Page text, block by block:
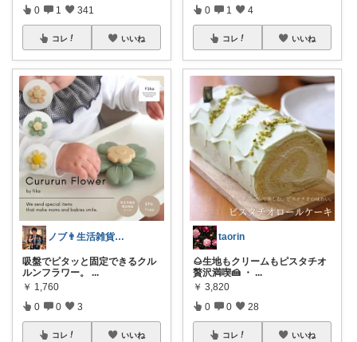
0 1 341
コレ いいね
ノブ👨生活雑貨 季節対応
吸盤でピタッと固定できるクル
ルンフラワー。
...
￥ 1,760
0 0 3
コレ いいね
0 1 4
コレ いいね
taorin
🌰生地もクリームもピスタチオ
贅沢満喫🍰 ・ ...
￥ 3,820
0 0 28
コレ いいね